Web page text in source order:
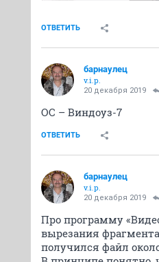
ОТВЕТИТЬ
барнаулец
v.i.p.
20 декабря 2019
ОС – Виндоуз-7
ОТВЕТИТЬ
барнаулец
v.i.p.
20 декабря 2019
Про программу
вырезания
получился файл